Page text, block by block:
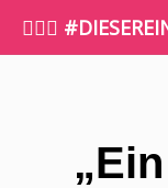
🤷🏼‍♀️